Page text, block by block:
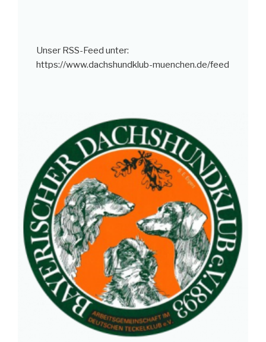
Unser RSS-Feed unter:
https://www.dachshundklub-muenchen.de/feed